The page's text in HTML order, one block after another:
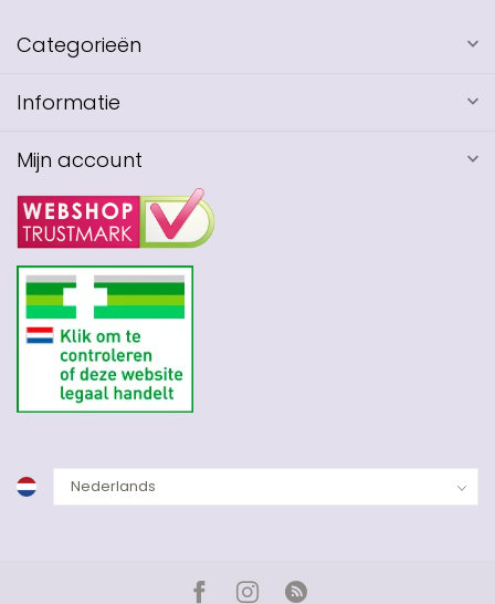
Categorieën
Informatie
Mijn account